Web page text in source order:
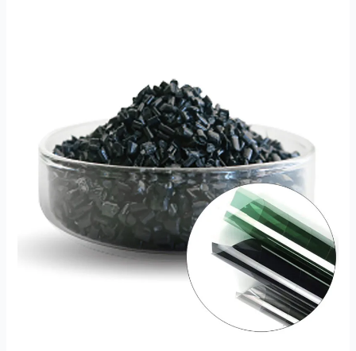
اورکت
جذب
کرنے
والا
ہیٹ
انسولیشن
ماسٹر